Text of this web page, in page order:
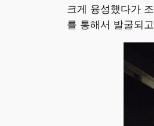
크게 융성했다가
를 통해서 발굴되